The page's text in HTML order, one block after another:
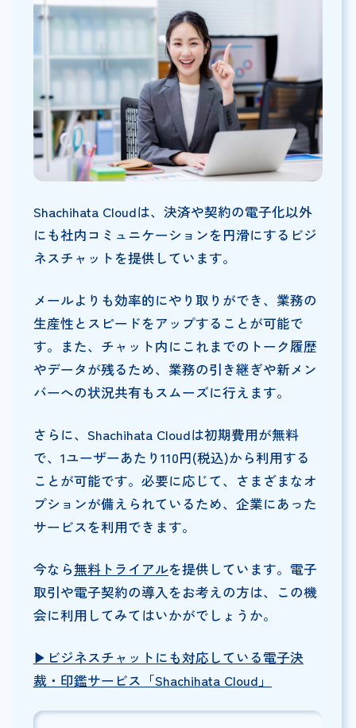
Shachihata Cloudは、決済や契約の電子化以外
にも社内コミュニケーションを円滑にするビジ
ネスチャットを提供しています。
メールよりも効率的にやり取りができ、業務の
生産性とスピードをアップすることが可能で
す。また、チャット内にこれまでのトーク履歴
やデータが残るため、業務の引き継ぎや新メン
バーへの状況共有もスムーズに行えます。
さらに、Shachihata Cloudは初期費用が無料
で、1ユーザーあたり110円(税込)から利用する
ことが可能です。必要に応じて、さまざまなオ
プションが備えられているため、企業にあった
サービスを利用できます。
今なら無料トライアルを提供しています。電子
取引や電子契約の導入をお考えの方は、この機
会に利用してみてはいかがでしょうか。
▶︎ビジネスチャットにも対応している電子決
裁・印鑑サービス「Shachihata Cloud」